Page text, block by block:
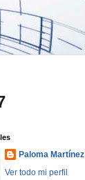
Paloma Martínez
Ver todo mi perfil